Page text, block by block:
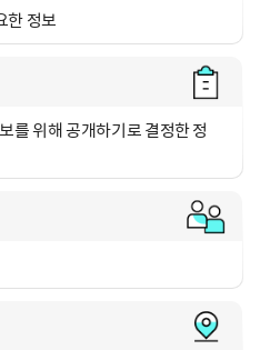
한 정보
를 위해 공개하기로 결정한 정